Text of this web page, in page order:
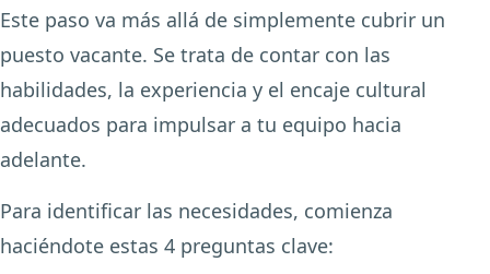
Este paso va más allá de simplemente cubrir un
puesto vacante. Se trata de contar con las
habilidades, la experiencia y el encaje cultural
adecuados para impulsar a tu equipo hacia
adelante.
Para identificar las necesidades, comienza
haciéndote estas 4 preguntas clave: